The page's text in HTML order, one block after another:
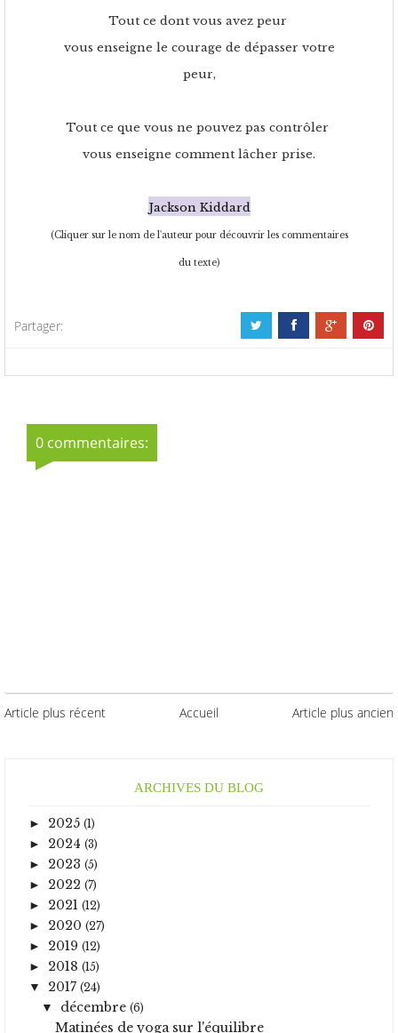
Tout ce dont vous avez peur
vous enseigne le courage de dépasser votre
peur,
Tout ce que vous ne pouvez pas contrôler
vous enseigne comment lâcher prise.
Jackson Kiddard
(Cliquer sur le nom de l'auteur pour découvrir les commentaires
du texte)
Partager:
0 commentaires:
Article plus récent Accueil Article plus ancien
ARCHIVES DU BLOG
► 2025 (1)
► 2024 (3)
► 2023 (5)
► 2022 (7)
► 2021 (12)
► 2020 (27)
► 2019 (12)
► 2018 (15)
▼ 2017 (24)
▼ décembre(6)
Matinées de yoga sur l'équilibre